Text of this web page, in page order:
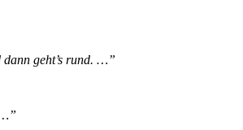
geht’s rund. …”